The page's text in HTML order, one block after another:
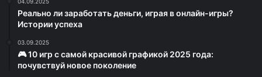
Реально ли заработать деньги, играя в онлайн-игры?
Истории успеха
03.09.2025
🎮 10 игр с самой красивой графикой 2025 года:
почувствуй новое поколение